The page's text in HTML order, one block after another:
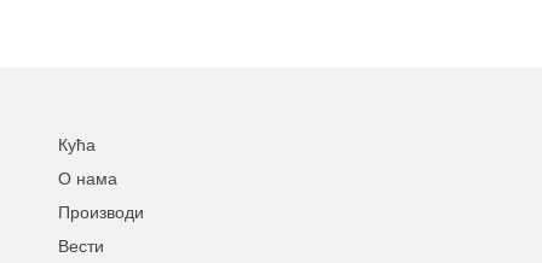
Кућа
О нама
Производи
Вести